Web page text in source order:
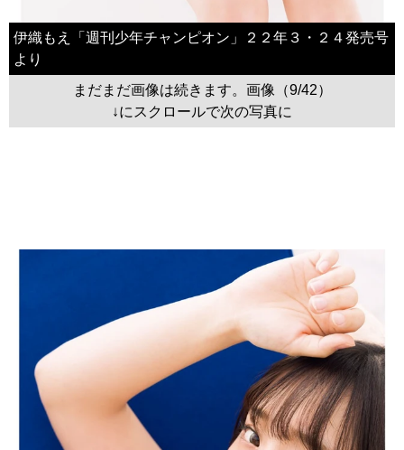
伊織もえ「週刊少年チャンピオン」２２年３・２４発売号
より
まだまだ画像は続きます。画像（9/42）
↓にスクロールで次の写真に